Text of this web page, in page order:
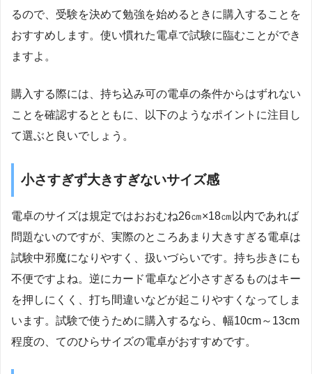
るので、受験を決めて勉強を始めるときに購入することを
おすすめします。使い慣れた電卓で試験に臨むことができ
ますよ。
購入する際には、持ち込み可の電卓の条件からはずれない
ことを確認するとともに、以下のようなポイントに注目し
て選ぶと良いでしょう。
小さすぎず大きすぎないサイズ感
電卓のサイズは規定ではおおむね26㎝×18㎝以内であれば
問題ないのですが、実際のところあまり大きすぎる電卓は
試験中邪魔になりやすく、扱いづらいです。持ち歩きにも
不便ですよね。逆にカード電卓など小さすぎるものはキー
を押しにくく、打ち間違いなどが起こりやすくなってしま
います。試験で使うために購入するなら、幅10cm～13cm
程度の、てのひらサイズの電卓がおすすめです。